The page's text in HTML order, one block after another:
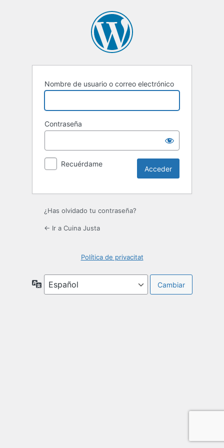
Nombre de usuario o correo electrónico
Contraseña
Recuérdame
¿Has olvidado tu contraseña?
← Ir a Cuina Justa
Política de privacitat
Idioma